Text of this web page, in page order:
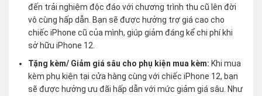
đến trải nghiệm độc đáo với chương trình thu cũ lên đời
vô cùng hấp dẫn. Bạn sẽ được hưởng trợ giá cao cho
chiếc iPhone cũ của mình, giúp giảm đáng kể chi phí khi
sở hữu iPhone 12.
Tặng kèm/ Giảm giá sâu cho phụ kiện mua kèm: Khi mua
kèm phụ kiện tại cửa hàng cùng với chiếc iPhone 12, bạn
sẽ được hưởng ưu đãi hấp dẫn với mức giảm giá sâu. Như